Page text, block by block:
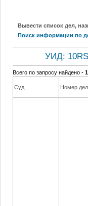
Вывести список дел,
Поиск информации по
УИД:
Всего по запросу найдено -1
Суд Номер